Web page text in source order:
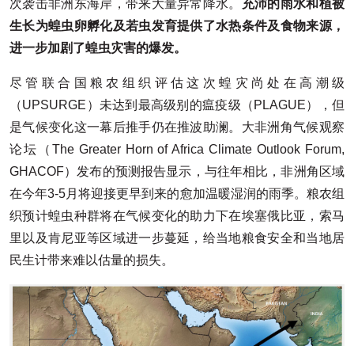
次袭击非洲东海岸，带来大量异常降水。
充沛的雨水和植被
生长为蝗虫卵孵化及若虫发育提供了水热条件及食物来源，
进一步加剧了蝗虫灾害的爆发。
尽管联合国粮农组织评估这次蝗灾尚处在高潮级
（UPSURGE）未达到最高级别的瘟疫级（PLAGUE），但
是气候变化这一幕后推手仍在推波助澜。大非洲角气候观察
论坛（The Greater Horn of Africa Climate Outlook Forum,
GHACOF）发布的预测报告显示，与往年相比，非洲角区域
在今年3-5月将迎接更早到来的愈加温暖湿润的雨季。粮农组
织预计蝗虫种群将在气候变化的助力下在埃塞俄比亚，索马
里以及肯尼亚等区域进一步蔓延，给当地粮食安全和当地居
民生计带来难以估量的损失。